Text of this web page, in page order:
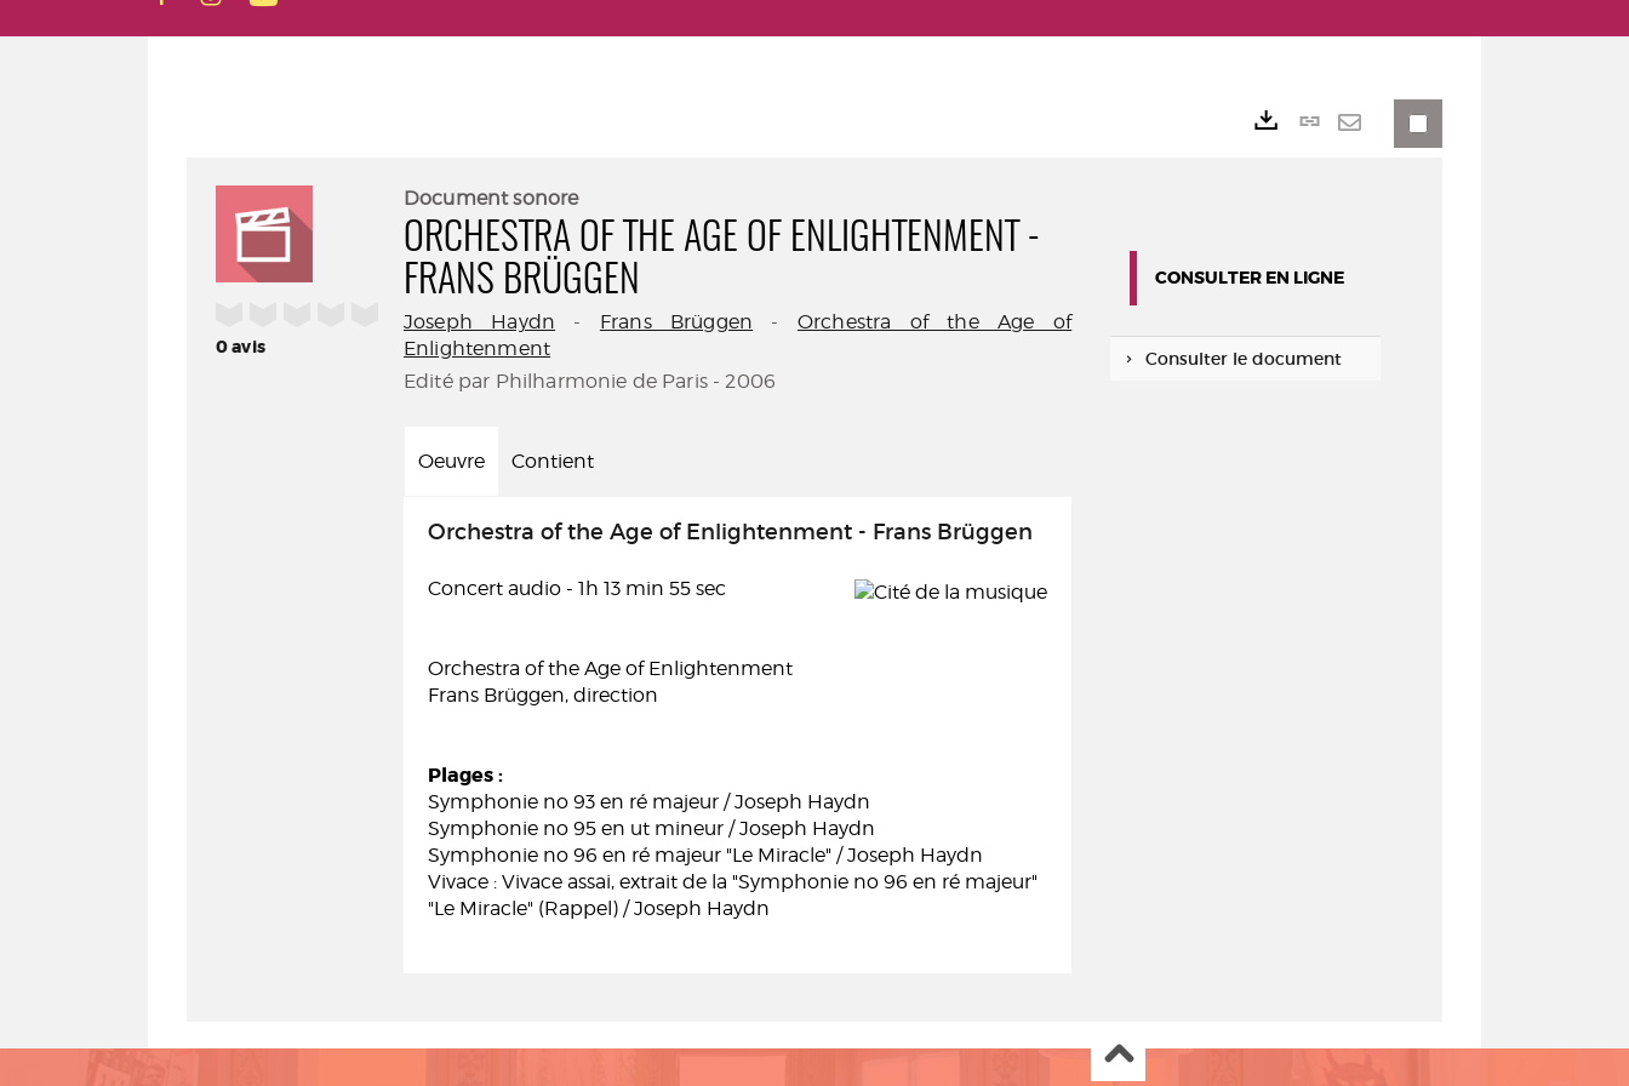
0avis
Document sonore
ORCHESTRA OF THE AGE OF ENLIGHTENMENT -
FRANS BRÜGGEN
Joseph Haydn - Frans Brüggen - Orchestra of the Age of
Enlightenment
Edité par Philharmonie de Paris - 2006
Oeuvre Contient
Orchestra of the Age of Enlightenment - Frans Brüggen
Concert audio - 1h 13 min 55 sec
Orchestra of the Age of Enlightenment
Frans Brüggen, direction
Plages :
Symphonie no 93 en ré majeur / Joseph Haydn
Symphonie no 95 en ut mineur / Joseph Haydn
Symphonie no 96 en ré majeur "Le Miracle" / Joseph Haydn
Vivace : Vivace assai, extrait de la "Symphonie no 96 en ré majeur"
"Le Miracle" (Rappel) / Joseph Haydn
Lien
CONSULTER EN LIGNE
Consulter le document